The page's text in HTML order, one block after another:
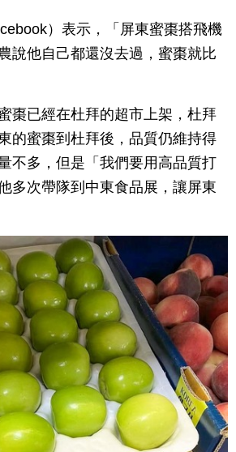
）表示，「屏東蜜棗搭飛機
說他自己都還沒去過，蜜棗就比
棗已經在杜拜的超市上架，杜拜
的蜜棗到杜拜後，品質仍維持得
不多，但是「我們要用高品質打
多次帶隊到中東食品展，讓屏東